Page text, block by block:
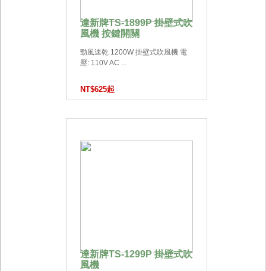
達新牌TS-1899P 掛壁式吹
風機 按鍵開關
勁風速乾 1200W 掛壁式吹風機 電
壓: 110V AC ...
NT$625起
達新牌TS-1299P 掛壁式吹
風機